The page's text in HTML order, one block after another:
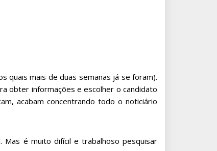
quais mais de duas semanas já se foram).
obter informações e escolher o candidato
acabam concentrando todo o noticiário
é muito difícil e trabalhoso pesquisar